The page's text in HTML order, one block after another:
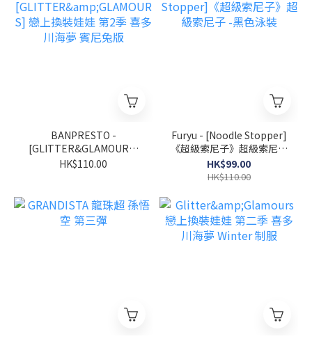
BANPRESTO -
[GLITTER&GLAMOURS]
戀上換裝娃娃 第2季 喜多川
HK$110.00
Furyu - [Noodle Stopper]
《超級索尼子》超級索尼子
-黑色泳裝
HK$99.00
HK$110.00